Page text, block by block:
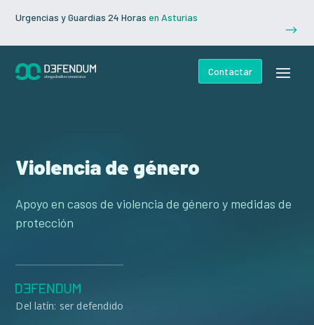
Urgencias y Guardias 24 Horas en Asturias
$
Contactar
Violencia de género
Apoyo en casos de violencia de género y medidas de
protección
Del latín: ser defendido